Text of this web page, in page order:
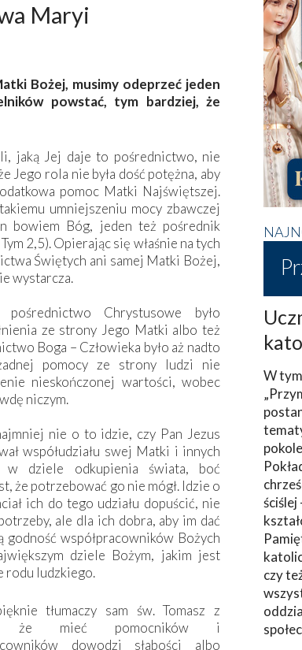
Maryi
Bożej, musimy odeprzeć jeden
powstać, tym bardziej, że
jaką Jej daje to pośrednictwo, nie
Jego rola nie była dość potężna, aby
pomoc Matki Najświętszej.
umniejszeniu mocy zbawczej
bowiem Bóg, jeden też pośrednik
2,5). Opierając się właśnie na tych
Świętych ani samej Matki Bożej,
wystarcza.
Chrystusowe było
ze strony Jego Matki albo też
Boga – Człowieka było aż nadto
pomocy ze strony ludzi nie
nieskończonej wartości, wobec
niczym.
nie o to idzie, czy Pan Jezus
współudziału swej Matki i innych
w dziele odkupienia świata, boć
że potrzebować go nie mógł. Idzie o
ich do tego udziału dopuścić, nie
ale dla ich dobra, aby im dać
godność współpracowników Bożych
dziele Bożym, jakim jest
rodu ludzkiego.
tłumaczy sam św. Tomasz z
że mieć pomocników i
dowodzi słabości albo
W
czy